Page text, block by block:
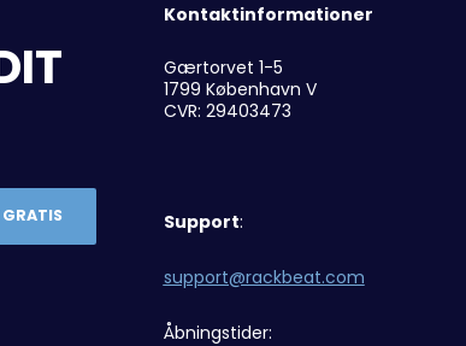
Kontaktinformationer
Gærtorvet 1-5
1799 København V
CVR: 29403473
Support:
support@rackbeat.com
Åbningstider: